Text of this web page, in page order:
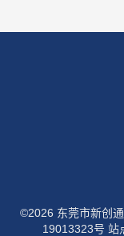
©2026 东莞市新创
19013323号 站